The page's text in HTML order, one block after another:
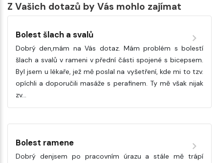
Z Vašich dotazů by Vás mohlo zajímat
Bolest šlach a svalů
Dobrý den,mám na Vás dotaz. Mám problém s bolestí
šlach a svalů v rameni v přední části spojené s bicepsem.
Byl jsem u lékaře, jež mě poslal na vyšetření, kde mi to tzv.
opíchli a doporučili masáže s perafinem. Ty mě však nijak
zv…
Bolest ramene
Dobrý denjsem po pracovním úrazu a stále mě trápí